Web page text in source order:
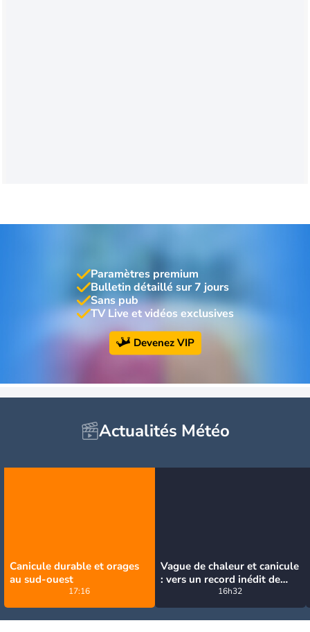
Paramètres premium
Bulletin détaillé sur 7 jours
Sans pub
TV Live et vidéos exclusives
Devenez VIP
Actualités Météo
Canicule durable et orages
au sud-ouest
17:16
Vague de chaleur et canicule
: vers un record inédit de
chaleur durable en France
16h32